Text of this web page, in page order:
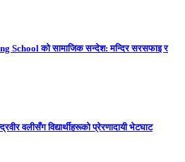
School को सामाजिक सन्देश: मन्दिर सरसफाइ र
वलीसँग विद्यार्थीहरूको प्रेरणादायी भेटघाट